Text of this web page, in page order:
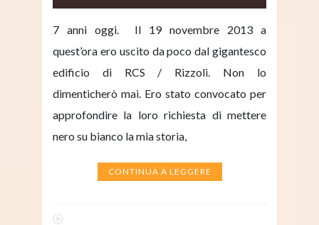
7 anni oggi. Il 19 novembre 2013 a
quest’ora ero uscito da poco dal gigantesco
edificio di RCS / Rizzoli. Non lo
dimenticherò mai. Ero stato convocato per
approfondire la loro richiesta di mettere
nero su bianco la mia storia,
CONTINUA A LEGGERE